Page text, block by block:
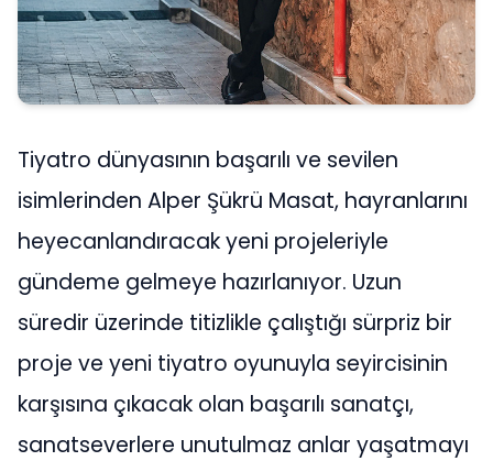
Tiyatro dünyasının başarılı ve sevilen
isimlerinden Alper Şükrü Masat, hayranlarını
heyecanlandıracak yeni projeleriyle
gündeme gelmeye hazırlanıyor. Uzun
süredir üzerinde titizlikle çalıştığı sürpriz bir
proje ve yeni tiyatro oyunuyla seyircisinin
karşısına çıkacak olan başarılı sanatçı,
sanatseverlere unutulmaz anlar yaşatmayı